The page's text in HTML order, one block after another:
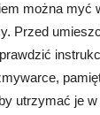
można myć
Przed
utrzymać je